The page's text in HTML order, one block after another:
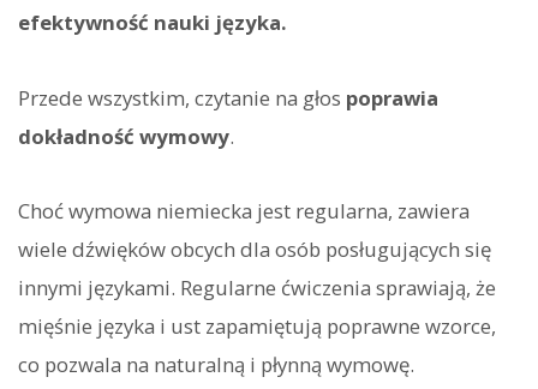
efektywność nauki języka.
Przede wszystkim, czytanie na głos poprawia
dokładność wymowy.
Choć wymowa niemiecka jest regularna, zawiera
wiele dźwięków obcych dla osób posługujących się
innymi językami. Regularne ćwiczenia sprawiają, że
mięśnie języka i ust zapamiętują poprawne wzorce,
co pozwala na naturalną i płynną wymowę.